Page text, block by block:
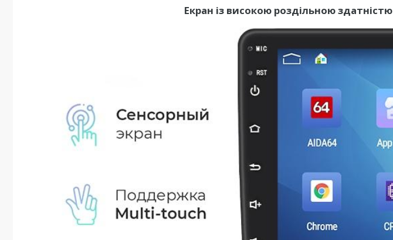
Екран із високою роздільною здатністю